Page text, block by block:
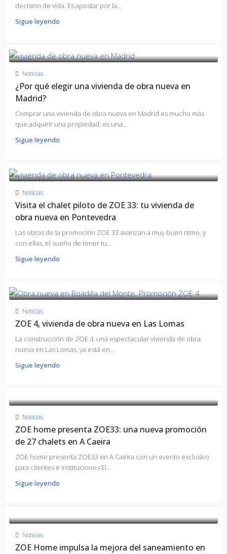
decisión de vida. Es apostar por la...
Sigue leyendo
Noticias
¿Por qué elegir una vivienda de obra nueva en
Madrid?
Comprar una vivienda de obra nueva en Madrid es mucho más
que adquirir una propiedad: es una...
Sigue leyendo
Noticias
Visita el chalet piloto de ZOE 33: tu vivienda de
obra nueva en Pontevedra
Las obras de la promoción ZOE 33 avanzan a muy buen ritmo, y
con ellas, el sueño de tener tu...
Sigue leyendo
Noticias
ZOE 4, vivienda de obra nueva en Las Lomas
La construcción de ZOE 4, una espectacular vivienda de obra
nueva en Las Lomas, ya está en...
Sigue leyendo
Noticias
ZOE home presenta ZOE33: una nueva promoción
de 27 chalets en A Caeira
ZOE home presenta ZOE33 en A Caeira con un evento exclusivo
para clientes e instituciones El...
Sigue leyendo
Noticias
ZOE Home impulsa la mejora del saneamiento en